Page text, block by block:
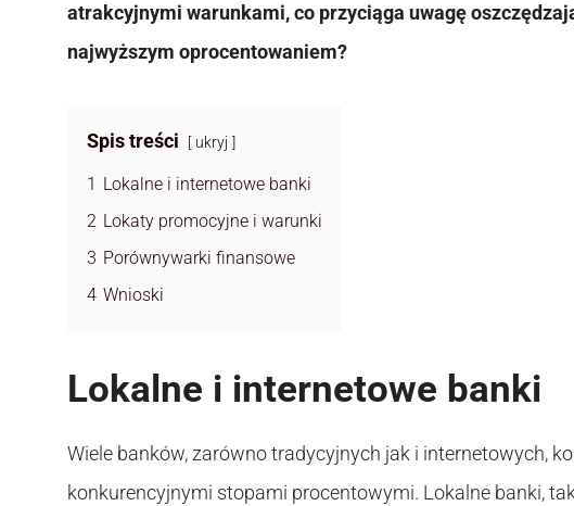
atrakcyjnymi warunkami, co przyciąga uwagę
najwyższym oprocentowaniem?
Spis treści ukryj
1
Lokalne i internetowe banki
2 Lokaty promocyjne i warunki
3 Porównywarki finansowe
4 Wnioski
Lokalne i internetowe banki
Wiele banków, zarówno tradycyjnych jak i internetowych,
konkurencyjnymi stopami procentowymi. Lokalne banki,